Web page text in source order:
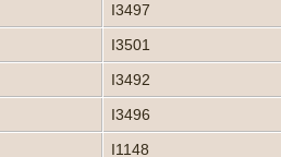
I3497
I3501
I3492
I3496
I1148